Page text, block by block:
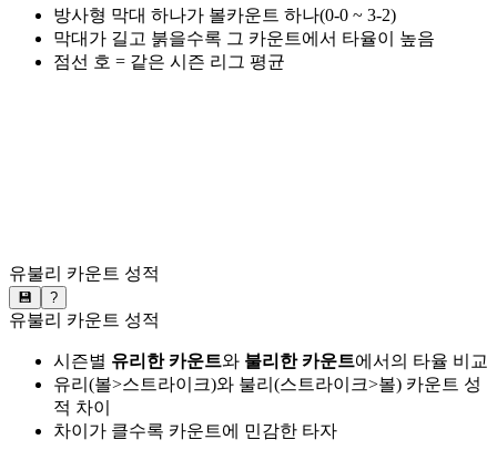
방사형 막대 하나가 볼카운트 하나(0-0 ~ 3-2)
막대가 길고 붉을수록 그 카운트에서 타율이 높음
점선 호 = 같은 시즌 리그 평균
유불리 카운트 성적
💾 ?
유불리 카운트 성적
시즌별 유리한 카운트와 불리한 카운트에서의 타율 비교
유리(볼>스트라이크)와 불리(스트라이크>볼) 카운트 성
적 차이
차이가 클수록 카운트에 민감한 타자